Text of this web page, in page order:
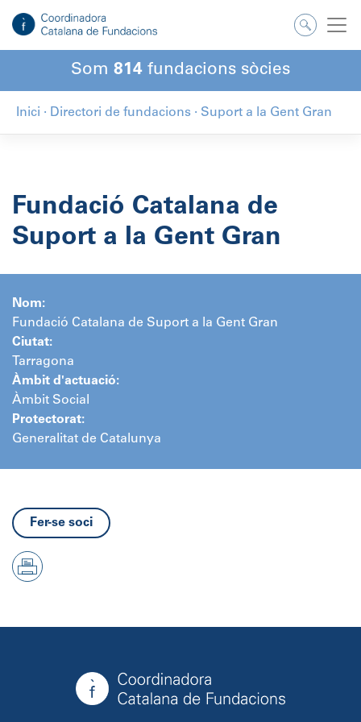
contingut
Som 814 fundacions sòcies
Inici · Directori de fundacions · Suport a la Gent Gran
Fundació Catalana de
Suport a la Gent Gran
Nom:
Fundació Catalana de Suport a la Gent Gran
Ciutat:
Tarragona
Àmbit d'actuació:
Àmbit Social
Protectorat:
Generalitat de Catalunya
Fer-se soci